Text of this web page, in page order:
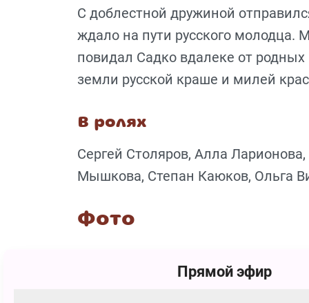
С доблестной дружиной
ждало на пути русского молодца.
повидал Садко вдалеке от
земли русской краше и милей
В ролях
Сергей Столяров, Алла
Мышкова, Степан Каюков, Ольга
Фото
Прямой эфир